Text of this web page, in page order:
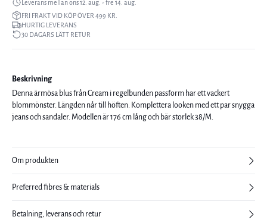
Leverans mellan ons 12. aug. - fre 14. aug.
FRI FRAKT VID KÖP ÖVER 499 KR.
HURTIG LEVERANS
30 DAGARS LÄTT RETUR
Beskrivning
Denna ärmösa blus från Cream i regelbunden passform har ett vackert
blommönster. Längden når till höften. Komplettera looken med ett par snygga
jeans och sandaler. Modellen är 176 cm lång och bär storlek 38/M.
Om produkten
Preferred fibres & materials
Betalning, leverans och retur